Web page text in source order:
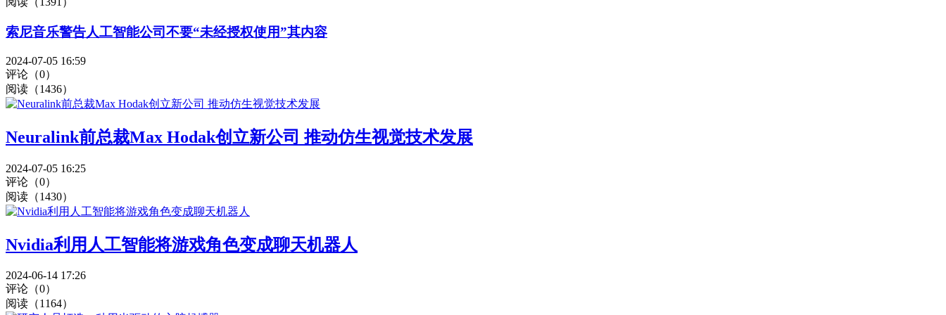
索尼音乐警告人工智能公司不要“未经授权使用”其内容
2024-07-05 16:59
评论（0）
阅读（1436）
Neuralink前总裁Max Hodak创立新公司 推动仿生视觉技术发展
2024-07-05 16:25
评论（0）
阅读（1430）
Nvidia利用人工智能将游戏角色变成聊天机器人
2024-06-14 17:26
评论（0）
阅读（1164）